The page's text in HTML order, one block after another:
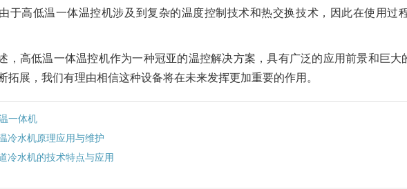
于高低温一体温控机涉及到复杂的温度控制技术和热交换技术，因此在使用过
，高低温一体温控机作为一种冠亚的温控解决方案，具有广泛的应用前景和巨
拓展，我们有理由相信这种设备将在未来发挥更加重要的作用。
一体机
冷水机原理应用与维护
冷水机的技术特点与应用